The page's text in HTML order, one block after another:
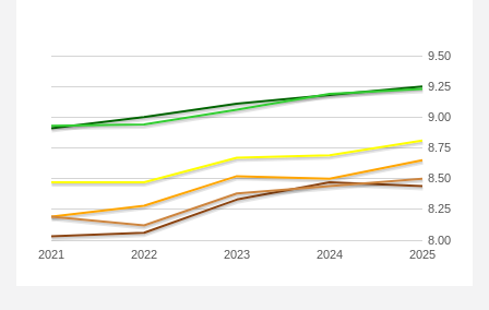
2021 2022 2023 2024 2025
8.00
8.25
8.50
8.75
9.00
9.25
9.50